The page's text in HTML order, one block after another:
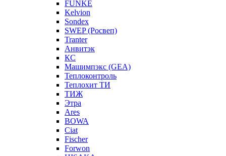
FUNKE
Kelvion
Sondex
SWEP (Росвеп)
Tranter
Анвитэк
КС
Машимпэкс (GEA)
Теплоконтроль
Теплохит ТИ
ТИЖ
Этра
Ares
BOWA
Ciat
Fischer
Forwon